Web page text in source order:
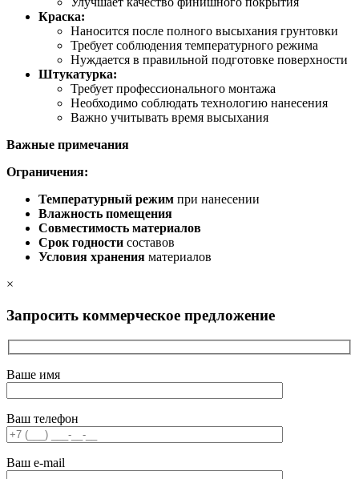
Краска:
Наносится после полного высыхания грунтовки
Требует соблюдения температурного режима
Нуждается в правильной подготовке поверхности
Штукатурка:
Требует профессионального монтажа
Необходимо соблюдать технологию нанесения
Важно учитывать время высыхания
Важные примечания
Ограничения:
Температурный режим при нанесении
Влажность помещения
Совместимость материалов
Срок годности составов
Условия хранения материалов
×
Запросить коммерческое предложение
Ваше имя
Ваш телефон
Ваш e-mail